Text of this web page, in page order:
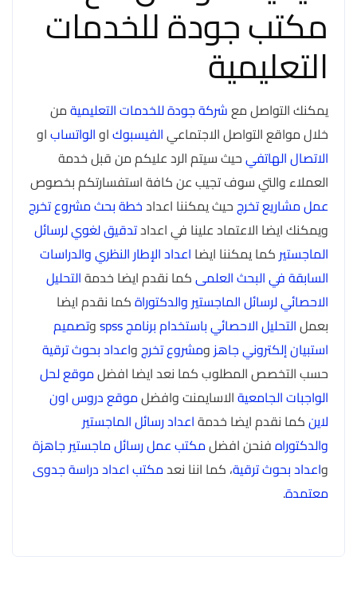
مكتب جودة للخدمات
التعليمية
يمكنك التواصل معشركة جودة للخدمات التعليميةمن
خلال مواقع التواصل الاجتماعيالفيسبوكاوالواتساباو
الاتصال الهاتفيحيث سيتم الرد عليكم من قبل خدمة
العملاء والتي سوف تجيب عن كافة استفسارتكم بخصوص
عمل مشاريع تخرجحيث يمكننا اعدادخطة بحث مشروع تخرج
ويمكنك ايضا الاعتماد علينا في اعدادتدقيق لغوي لرسائل
الماجستير كما يمكننا ايضا اعداد الإطار النظري والدراسات
السابقة في البحث العلمىكما نقدم ايضا خدمةالتحليل
الاحصائي لرسائل الماجستير والدكتوراةكما نقدم ايضا
بعملالتحليل الاحصائي باستخدام برنامج spss وتصميم
استبيان إلكتروني جاهز ومشروع تخرجواعداد بحوث ترقية
حسب التخصص المطلوب كما نعد ايضا افضلموقع لحل
الواجبات الجامعيةالاسايمنت وافضلموقع دروس اون
لاينكما نقدم ايضا خدمةاعداد رسائل الماجستير
والدكتوراهفنحن افضلمكتب عمل رسائل ماجستير جاهزة
واعداد بحوث ترقية، كما اننا نعدمكتب اعداد دراسة جدوى
معتمدة.